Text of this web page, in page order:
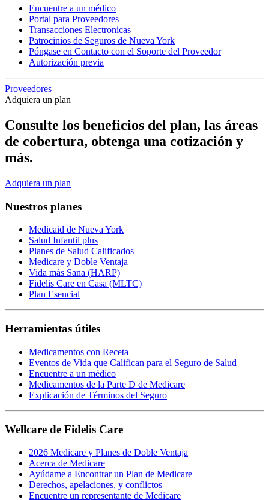
Encuentre a un médico
Portal para Proveedores
Transacciones Electronicas
Patrocinios de Seguros de Nueva York
Póngase en Contacto con el Soporte del Proveedor
Autorización previa
Proveedores
Adquiera un plan
Consulte los beneficios del plan, las áreas
de cobertura, obtenga una cotización y
más.
Adquiera un plan
Nuestros planes
Medicaid de Nueva York
Salud Infantil plus
Planes de Salud Calificados
Medicare y Doble Ventaja
Vida más Sana (HARP)
Fidelis Care en Casa (MLTC)
Plan Esencial
Herramientas útiles
Medicamentos con Receta
Eventos de Vida que Califican para el Seguro de Salud
Encuentre a un médico
Medicamentos de la Parte D de Medicare
Explicación de Términos del Seguro
Wellcare de Fidelis Care
2026 Medicare y Planes de Doble Ventaja
Acerca de Medicare
Ayúdame a Encontrar un Plan de Medicare
Derechos, apelaciones, y conflictos
Encuentre un representante de Medicare